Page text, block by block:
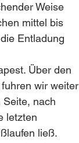
Weise
mittel bis
Entladung
Über den
wir weiter
nach
letzten
ließ.